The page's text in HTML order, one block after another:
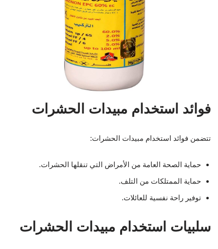
فوائد استخدام مبيدات الحشرات
تتضمن فوائد استخدام مبيدات الحشرات:
حماية الصحة العامة من الأمراض التي تنقلها الحشرات.
حماية الممتلكات من التلف.
توفير راحة نفسية للعائلات.
سلبيات استخدام مبيدات الحشرات